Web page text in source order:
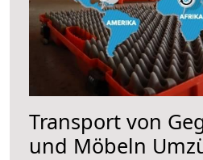
Transport von
und Möbeln